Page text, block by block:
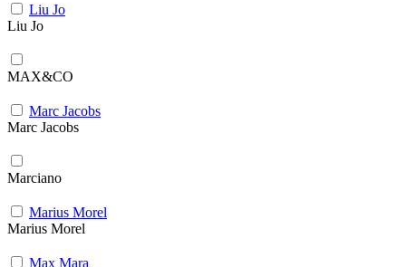
Liu Jo
Liu Jo
MAX&CO
Marc Jacobs
Marc Jacobs
Marciano
Marius Morel
Marius Morel
Max Mara